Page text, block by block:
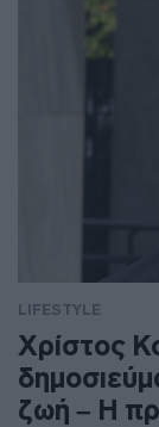
LIFESTYLE
Χρίστος
ζωή – Η